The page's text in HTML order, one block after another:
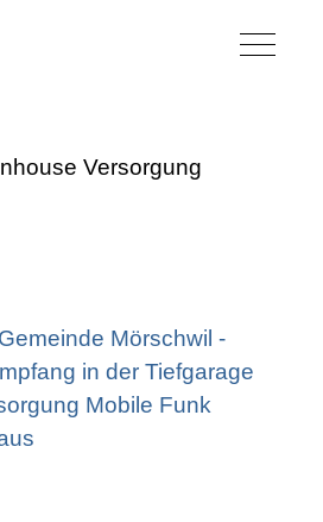
Mörschwil -
in der Tiefgarage
Mobile Funk